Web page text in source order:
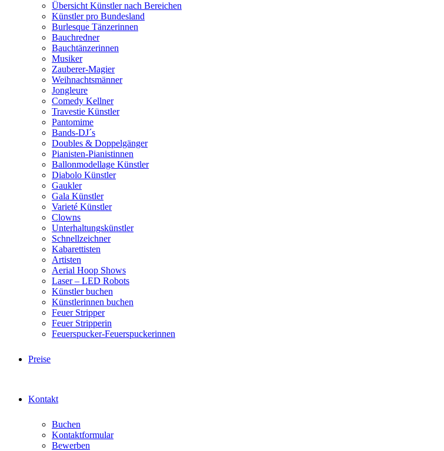
Übersicht Künstler nach Bereichen
Künstler pro Bundesland
Burlesque Tänzerinnen
Bauchredner
Bauchtänzerinnen
Musiker
Zauberer-Magier
Weihnachtsmänner
Jongleure
Comedy Kellner
Travestie Künstler
Pantomime
Bands-DJ´s
Doubles & Doppelgänger
Pianisten-Pianistinnen
Ballonmodellage Künstler
Diabolo Künstler
Gaukler
Gala Künstler
Varieté Künstler
Clowns
Unterhaltungskünstler
Schnellzeichner
Kabarettisten
Artisten
Aerial Hoop Shows
Laser – LED Robots
Künstler buchen
Künstlerinnen buchen
Feuer Stripper
Feuer Stripperin
Feuerspucker-Feuerspuckerinnen
Preise
Kontakt
Buchen
Kontaktformular
Bewerben